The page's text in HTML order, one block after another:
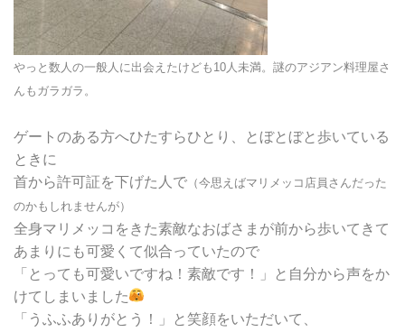
やっと数人の一般人に出会えたけども10人未満。謎のアジアン料理屋さ
んもガラガラ。
ゲートのある方へひたすらひとり、とぼとぼと歩いている
ときに
首から許可証を下げた人で （今思えばマリメッコ店員さんだった
のかもしれませんが）
全身マリメッコをきた素敵なおばさまが前から歩いてきて
あまりにも可愛くて似合っていたので
「とっても可愛いですね！素敵です！」と自分から声をか
けてしまいました
「うふふありがとう！」と笑顔をいただいて、